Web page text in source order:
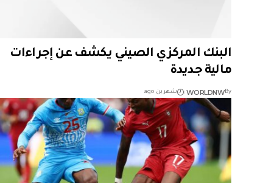
البنك المركزي الصيني يكشف عن إجراءات
مالية جديدة
By
WORLDNW شهرين ago